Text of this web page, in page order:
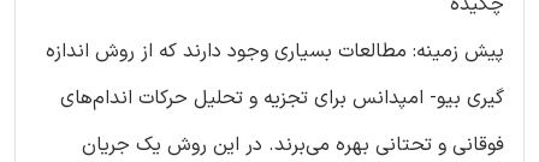
پیش زمینه: مطالعات بسیاری وجود دارند که از روش اندازه
گیری بیو- امپدانس برای تجزیه و تحلیل حرکات اندام‌های
فوقانی و تحتانی بهره می‌برند. در این روش یک جریان